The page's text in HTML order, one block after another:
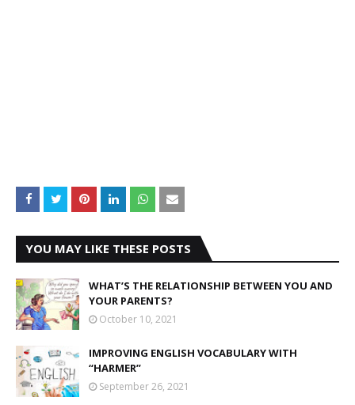
YOU MAY LIKE THESE POSTS
WHAT’S THE RELATIONSHIP BETWEEN YOU AND
YOUR PARENTS?
October 10, 2021
IMPROVING ENGLISH VOCABULARY WITH
“HARMER”
September 26, 2021